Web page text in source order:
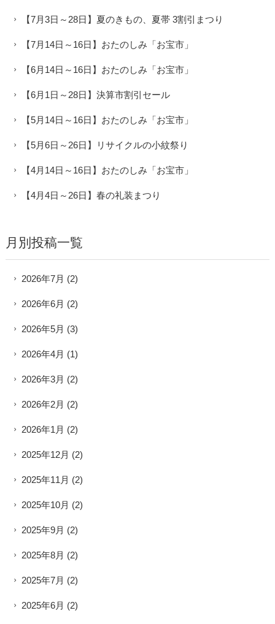
【7月3日～28日】夏のきもの、夏帯 3割引まつり
【7月14日～16日】おたのしみ「お宝市」
【6月14日～16日】おたのしみ「お宝市」
【6月1日～28日】決算市割引セール
【5月14日～16日】おたのしみ「お宝市」
【5月6日～26日】リサイクルの小紋祭り
【4月14日～16日】おたのしみ「お宝市」
【4月4日～26日】春の礼装まつり
月別投稿一覧
2026年7月 (2)
2026年6月 (2)
2026年5月 (3)
2026年4月 (1)
2026年3月 (2)
2026年2月 (2)
2026年1月 (2)
2025年12月 (2)
2025年11月 (2)
2025年10月 (2)
2025年9月 (2)
2025年8月 (2)
2025年7月 (2)
2025年6月 (2)